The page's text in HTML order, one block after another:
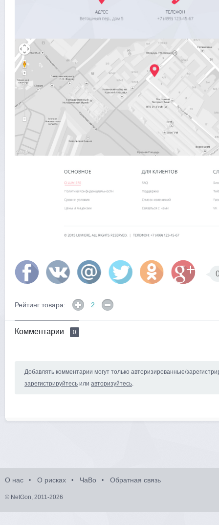
Рейтинг товара: 2
Комментарии 0
Добавлять комментарии могут только авторизированные/
зарегистрируйтесь или авторизуйтесь.
О нас О рисках ЧаВо Обратная связь
© NetGon, 2011-2026